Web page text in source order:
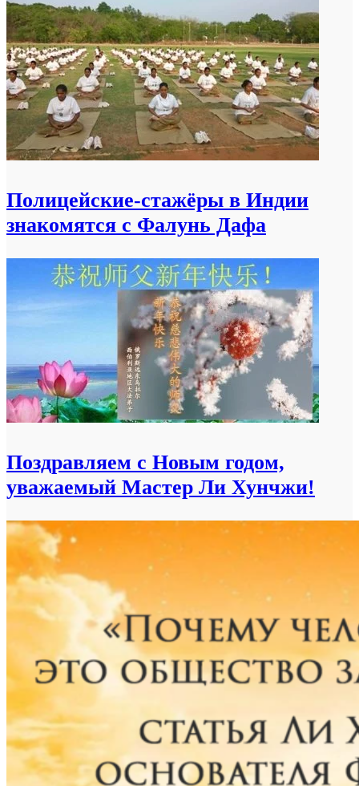
Полицейские-стажёры в Индии
знакомятся с Фалунь Дафа
Поздравляем с Новым годом,
уважаемый Мастер Ли Хунчжи!